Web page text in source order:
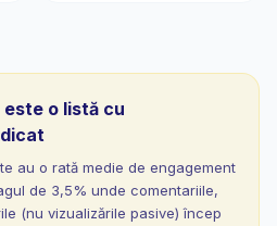
o listă cu
au o rată medie de engagement
de 3,5% unde comentariile,
(nu vizualizările pasive) încep